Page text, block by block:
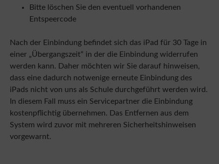
Bitte löschen Sie den eventuell vorhandenen
Entspeercode
Nach der Einbindung befindet sich das iPad für 30 Tage in
einer „Übergangszeit“ in der die Einbindung widerrufen
werden kann. Daher möchten wir Sie darauf hinweisen,
dass eine dadurch notwenige erneute Einbindung des
iPads nicht von uns als Schule durchgeführt werden wird.
In diesem Fall muss ein Servicepartner die Einbindung
kostenpflichtig übernehmen. Das Entfernen aus dem
System wird zuvor mit mehreren Sicherheitshinweisen
vorgewarnt.